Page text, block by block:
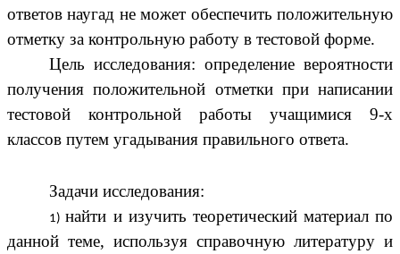
ответов наугад не может обеспечить положительную
отметку за контрольную работу в тестовой форме.
Цель исследования: определение вероятности
получения положительной отметки при написании
тестовой контрольной работы учащимися 9-х
классов путем угадывания правильного ответа.
Задачи исследования:
найти и изучить теоретический материал по
данной теме, используя справочную литературу и